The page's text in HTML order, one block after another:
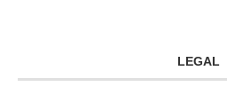
LEGAL